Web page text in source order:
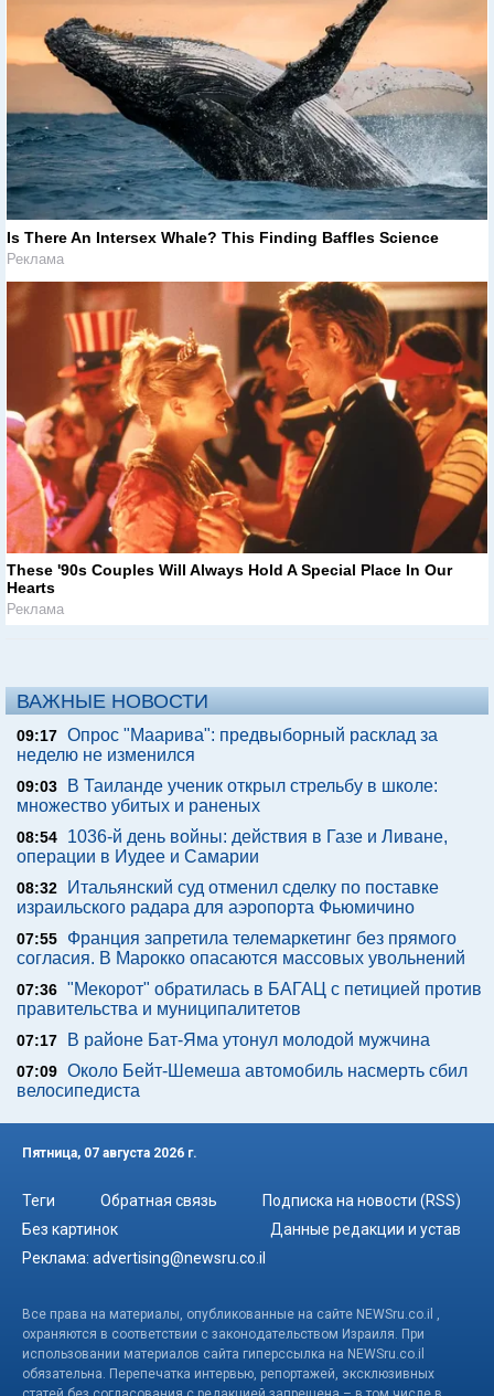
Is There An Intersex Whale? This Finding Baffles Science
Реклама
These '90s Couples Will Always Hold A Special Place In Our
Hearts
Реклама
ВАЖНЫЕ НОВОСТИ
09:17 Опрос "Mаарива": предвыборный расклад за
неделю не изменился
09:03
В Таиланде ученик открыл стрельбу в школе:
множество убитых и раненых
08:54
1036-й день войны: действия в Газе и Ливане,
операции в Иудее и Самарии
08:32
Итальянский суд отменил сделку по поставке
израильского радара для аэропорта Фьюмичино
07:55
Франция запретила телемаркетинг без прямого
согласия. В Марокко опасаются массовых увольнений
07:36 "Мекорот" обратилась в БАГАЦ с петицией против
правительства и муниципалитетов
07:17 В районе Бат-Яма утонул молодой мужчина
07:09 Около Бейт-Шемеша автомобиль насмерть сбил
велосипедиста
Пятница, 07 августа 2026 г.
Теги Обратная связь
Подписка на новости (RSS)
Без картинок
Данные редакции и устав
Реклама: advertising@newsru.co.il
Все права на материалы, опубликованные на сайте NEWSru.co.il ,
охраняются в соответствии с законодательством Израиля. При
использовании материалов сайта гиперссылка на NEWSru.co.il
обязательна. Перепечатка интервью, репортажей, эксклюзивных